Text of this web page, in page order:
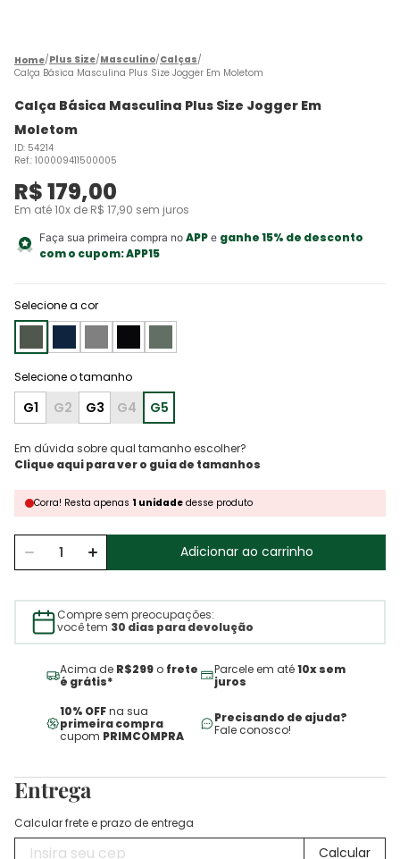
Plus Size Masculino Calças
Calça Básica Masculina Plus Size Jogger Em Moletom
Calça Básica Masculina Plus Size Jogger Em
Moletom
ID: 54214
Ref.: 100009411500005
R$179,00
Em até10x de R$ 17,90 sem juros
Faça sua primeira compra no APPe ganhe 15% de desconto
com o cupom:APP15
Selecione a cor
G1 G2 G3 G4 G5
Em dúvida sobre qual tamanho escolher?
Corra! Resta apenas 1 unidade desse produto
Adicionar ao carrinho
Compre sem preocupações:
você tem 30 dias para devolução
Acima de R$299 o frete
é grátis*
Parcele em até10x sem
juros
10% OFFna sua
primeira compra
cupom PRIMCOMPRA
Precisando de ajuda?
Fale conosco!
Entrega
Calcular frete e prazo de entrega